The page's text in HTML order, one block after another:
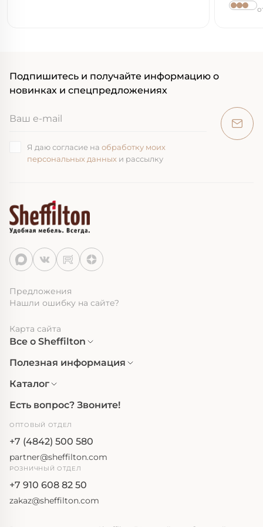
Подпишитесь и получайте информацию о
новинках и спецпредложениях
Я даю согласие на обработку моих
персональных данных и рассылку
Предложения
Нашли ошибку на сайте?
Карта сайта
Все о Sheffilton
Полезная информация
Каталог
Есть вопрос? Звоните!
ОПТОВЫЙ ОТДЕЛ
+7 (4842) 500 580
partner@sheffilton.com
РОЗНИЧНЫЙ ОТДЕЛ
+7 910 608 82 50
zakaz@sheffilton.com